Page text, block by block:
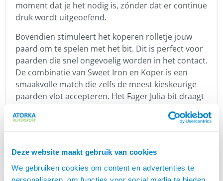
Deze website maakt gebruik van cookies
We gebruiken cookies om content en advertenties te
moment dat je het nodig is, zónder dat er continue
druk wordt uitgeoefend.
Bovendien stimuleert het koperen rolletje jouw
paard om te spelen met het bit. Dit is perfect voor
paarden die snel ongevoelig worden in het contact.
De combinatie van Sweet Iron en Koper is een
smaakvolle match die zelfs de meest kieskeurige
paarden vlot accepteren. Het Fager Julia bit draagt
stabiel, harmonieus contact. Kijk voor de juiste
maat van de Fager Julia Sweet Iron dubbel
Wil je meer weten over de diverse soorten bitten?
Wij hebben een interessant
bitten blog
geschreven.